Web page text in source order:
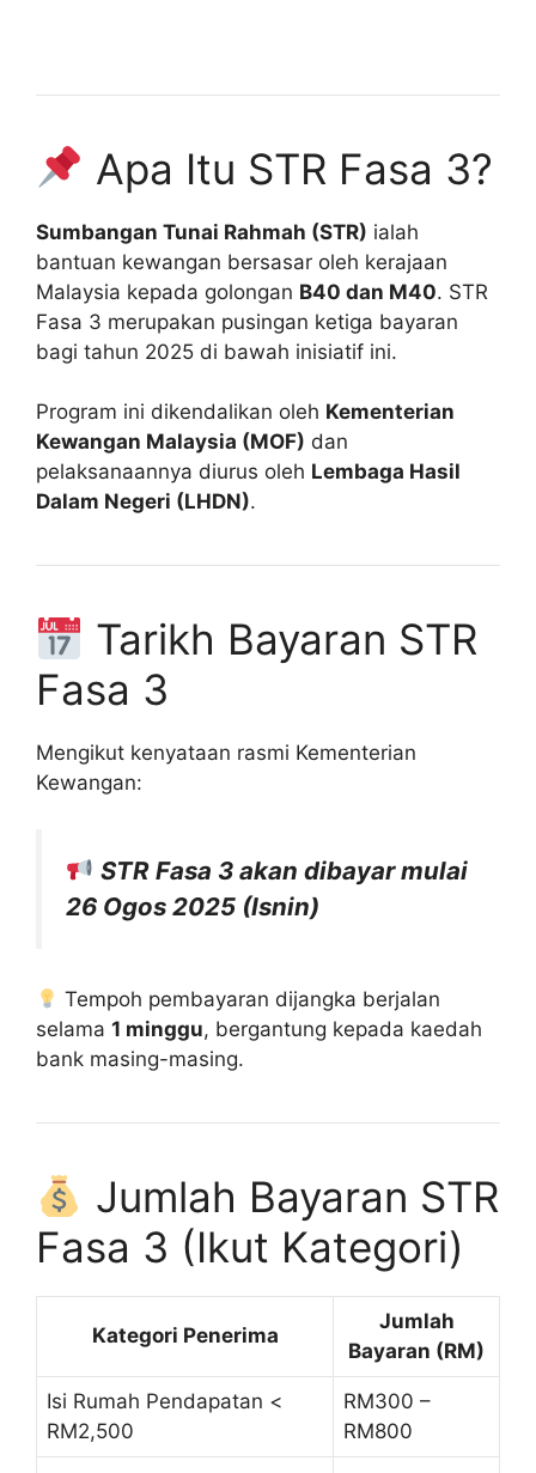
Apa Itu STR Fasa 3?
Sumbangan Tunai Rahmah (STR) ialah
bantuan kewangan bersasar oleh kerajaan
Malaysia kepada golongan B40 dan M40. STR
Fasa 3 merupakan pusingan ketiga bayaran
bagi tahun 2025 di bawah inisiatif ini.
Program ini dikendalikan oleh Kementerian
Kewangan Malaysia (MOF) dan
pelaksanaannya diurus oleh Lembaga Hasil
Dalam Negeri (LHDN).
Tarikh Bayaran STR
Fasa 3
Mengikut kenyataan rasmi Kementerian
Kewangan:
STR Fasa 3 akan dibayar mulai
26 Ogos 2025 (Isnin)
Tempoh pembayaran dijangka berjalan
selama 1 minggu, bergantung kepada kaedah
bank masing-masing.
Jumlah Bayaran STR
Fasa 3 (Ikut Kategori)
Kategori Penerima
Jumlah
Bayaran (RM)
Isi Rumah Pendapatan <
RM2,500
RM300 –
RM800